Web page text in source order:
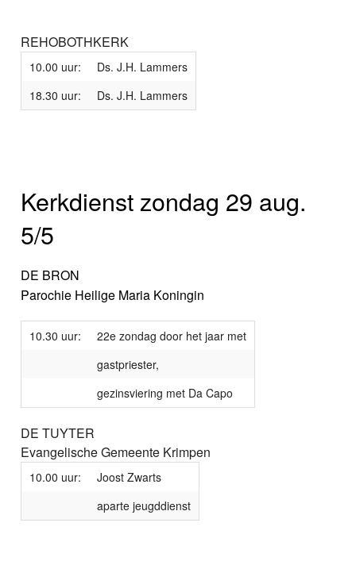
REHOBOTHKERK
10.00 uur:
Ds. J.H. Lammers
18.30 uur:
Ds. J.H. Lammers
Kerkdienst zondag 29 aug.
5/5
DE BRON
Parochie Heilige Maria Koningin
10.30 uur:
22e zondag door het jaar met
gastpriester,
gezinsviering met Da Capo
DE TUYTER
Evangelische Gemeente Krimpen
10.00 uur:
Joost Zwarts
aparte jeugddienst